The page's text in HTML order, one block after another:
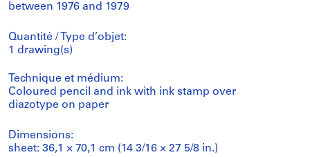
between 1976 and 1979
Quantité / Type d’objet:
1 drawing(s)
Technique et médium:
Coloured pencil and ink with ink stamp over
diazotype on paper
Dimensions:
sheet: 36,1 × 70,1 cm (14 3/16 × 27 5/8 in.)